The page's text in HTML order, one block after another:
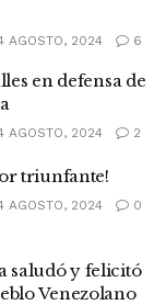
AGOSTO, 2024 6
en defensa de
AGOSTO, 2024 2
triunfante!
AGOSTO, 2024 0
saludó y felicitó
Venezolano